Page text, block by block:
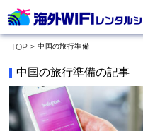
TOP 中国の旅行準備
中国の旅行準備の記事